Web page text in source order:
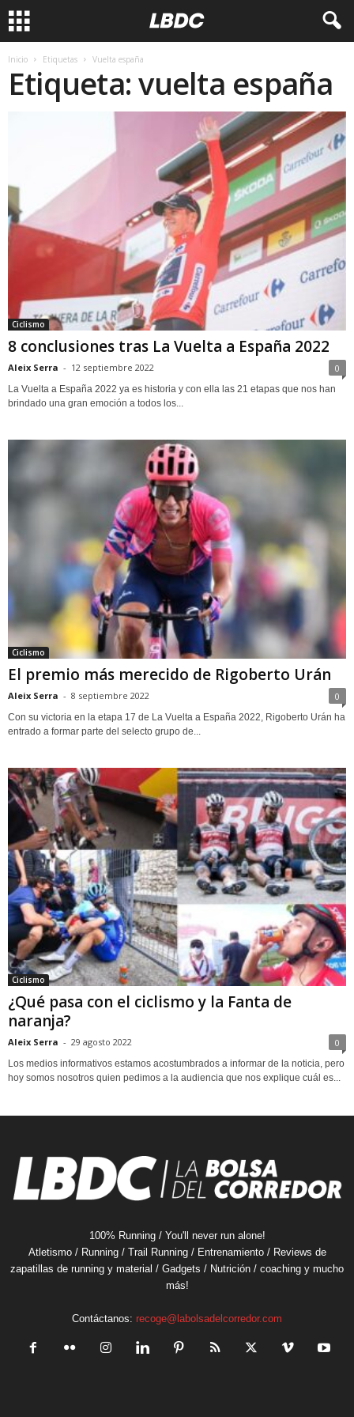
Inicio Etiquetas Vuelta españa
Etiqueta: vuelta españa
Ciclismo
8 conclusiones tras La Vuelta a España 2022
Aleix Serra - 12 septiembre 2022 0
La Vuelta a España 2022 ya es historia y con ella las 21 etapas que nos han
brindado una gran emoción a todos los...
Ciclismo
El premio más merecido de Rigoberto Urán
Aleix Serra - 8 septiembre 2022 0
Con su victoria en la etapa 17 de La Vuelta a España 2022, Rigoberto Urán ha
entrado a formar parte del selecto grupo de...
Ciclismo
¿Qué pasa con el ciclismo y la Fanta de
naranja?
Aleix Serra - 29 agosto 2022 0
Los medios informativos estamos acostumbrados a informar de la noticia, pero
hoy somos nosotros quien pedimos a la audiencia que nos explique cuál es...
100% Running / You'll never run alone!
Atletismo / Running / Trail Running / Entrenamiento / Reviews de
zapatillas de running y material / Gadgets / Nutrición / coaching y mucho
más!
Contáctanos: recoge@labolsadelcorredor.com